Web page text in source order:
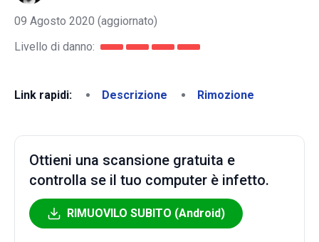
09 Agosto 2020 (aggiornato)
Livello di danno:
Link rapidi: Descrizione Rimozione
Ottieni una scansione gratuita e
controlla se il tuo computer è infetto.
RIMUOVILO SUBITO (Android)